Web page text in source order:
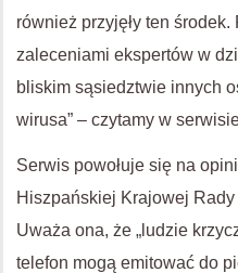
również przyjęły ten środek.
zaleceniami ekspertów w
bliskim sąsiedztwie innych
wirusa” – czytamy w
Serwis powołuje się na
Hiszpańskiej Krajowej
Uważa ona, że ​​„ludzie
telefon mogą emitować do